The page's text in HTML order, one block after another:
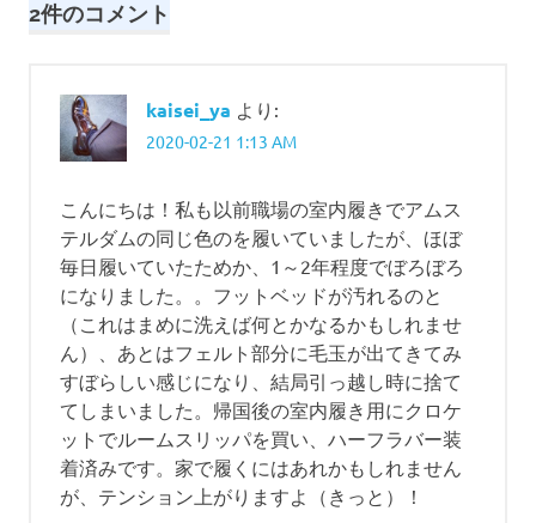
ゲ
ー
シ
ン
2件のコメント
kaisei_ya より:
2020-02-21 1:13 AM
こんにちは！私も以前職場の室内履きでアムス
テルダムの同じ色のを履いていましたが、ほぼ
毎日履いていたためか、1～2年程度でぼろぼろ
になりました。。フットベッドが汚れるのと
（これはまめに洗えば何とかなるかもしれませ
ん）、あとはフェルト部分に毛玉が出てきてみ
すぼらしい感じになり、結局引っ越し時に捨て
てしまいました。帰国後の室内履き用にクロケ
ットでルームスリッパを買い、ハーフラバー装
着済みです。家で履くにはあれかもしれません
が、テンション上がりますよ（きっと）！